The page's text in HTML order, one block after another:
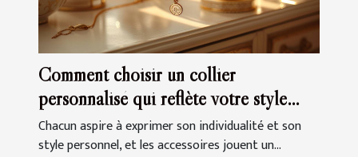
Comment choisir un collier
personnalisé qui reflète votre style
unique
Chacun aspire à exprimer son individualité et son
style personnel, et les accessoires jouent un...